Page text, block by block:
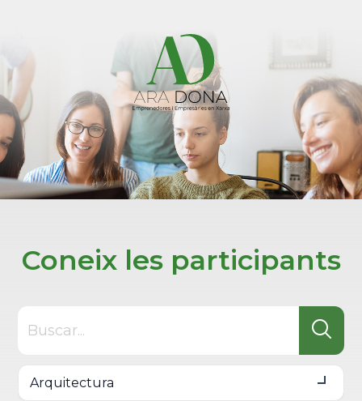
Coneix les participants
Arquitectura